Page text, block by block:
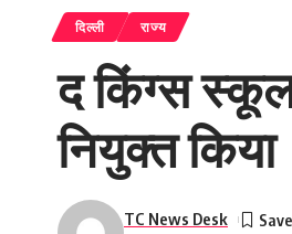
दिल्ली राज्य
द किंग्स
नियुक्त किया
TC News Desk